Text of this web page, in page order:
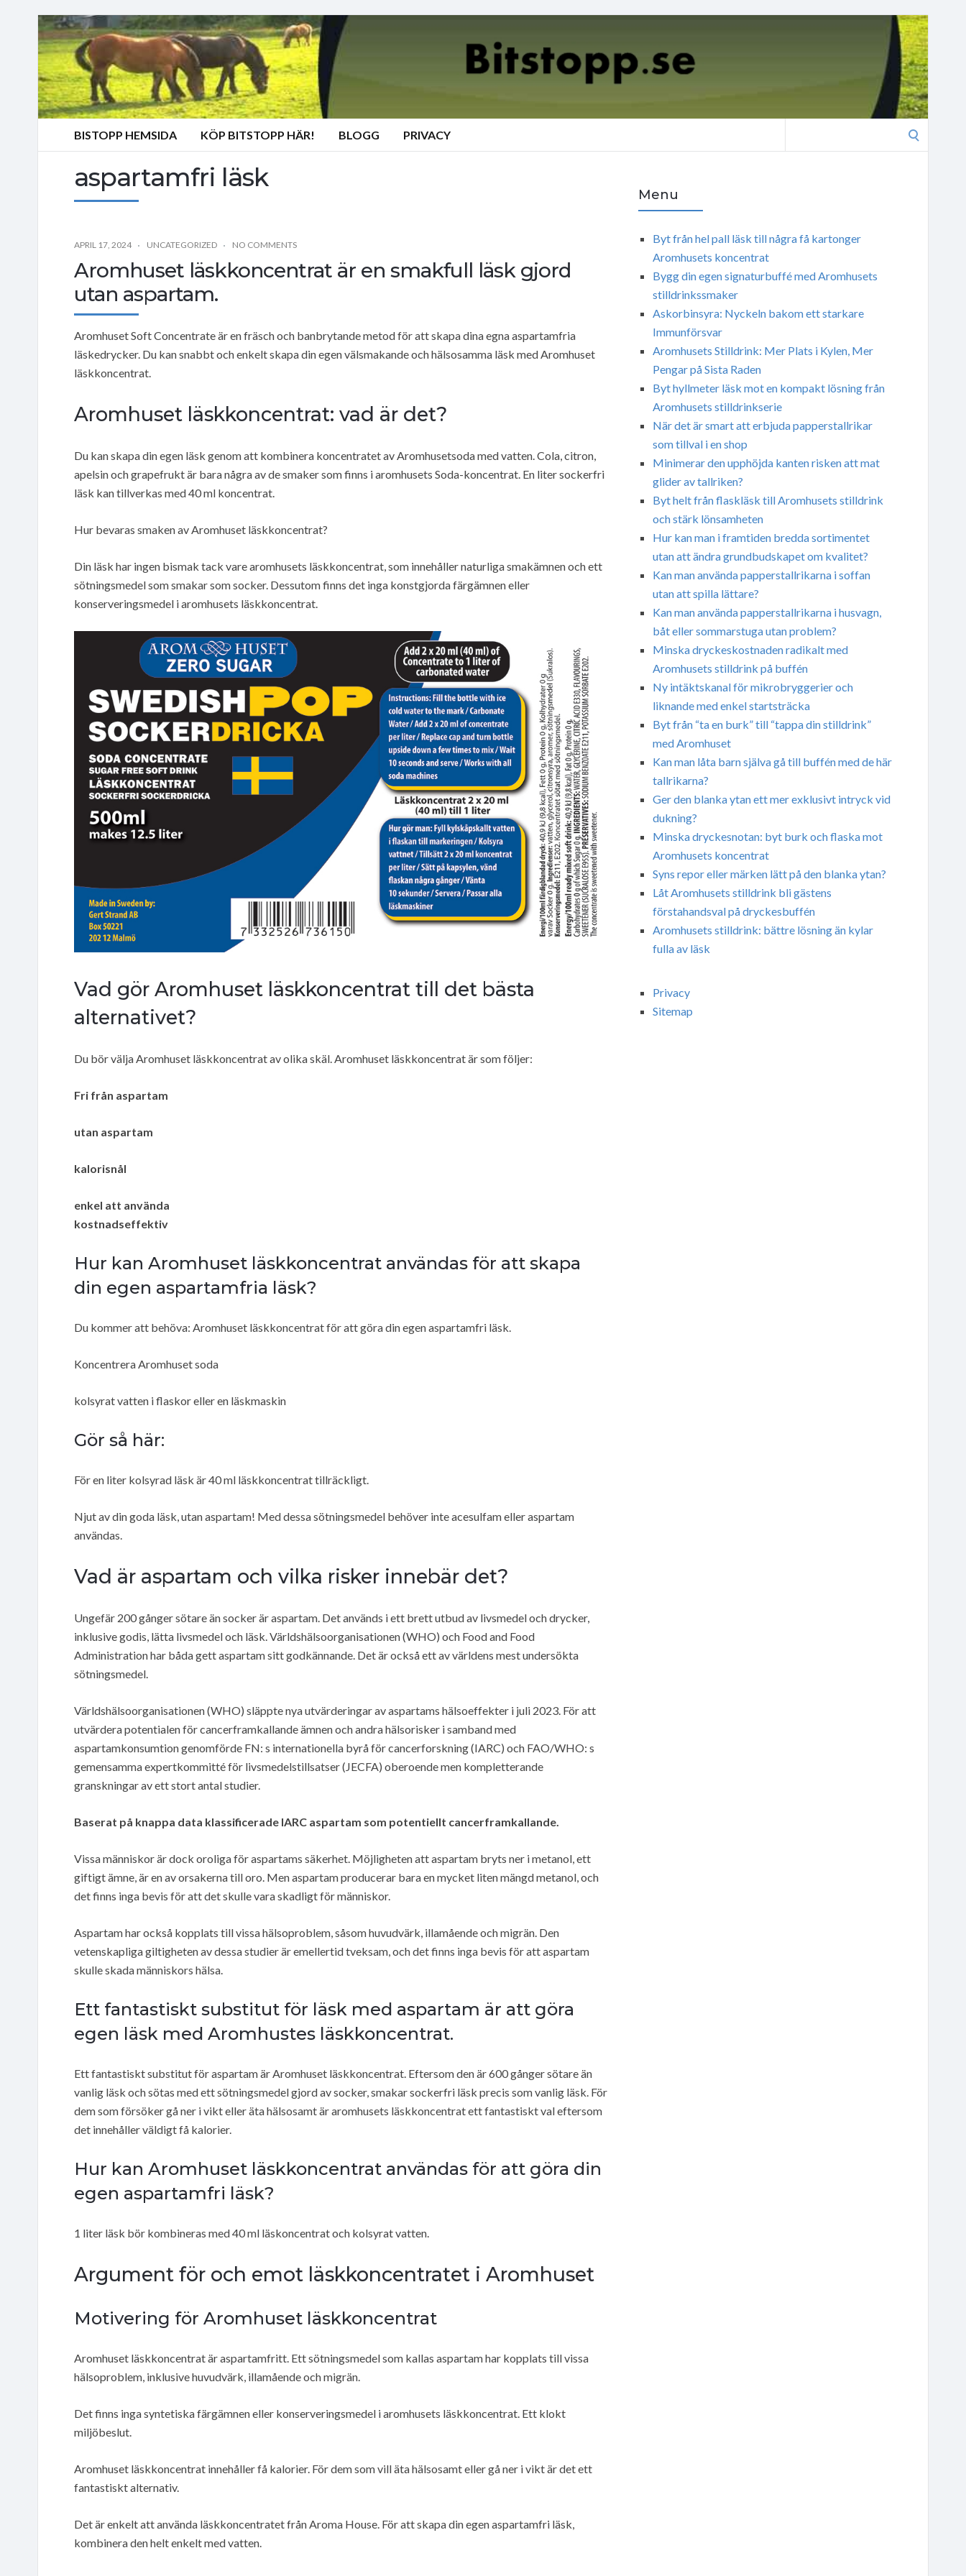
BISTOPP HEMSIDA KÖP BITSTOPP HÄR! BLOGG PRIVACY
aspartamfri läsk
APRIL 17, 2024 UNCATEGORIZED NO COMMENTS
Aromhuset läskkoncentrat är en smakfull läsk gjord
utan aspartam.
Aromhuset Soft Concentrate är en fräsch och banbrytande metod för att skapa dina egna aspartamfria
läskedrycker. Du kan snabbt och enkelt skapa din egen välsmakande och hälsosamma läsk med Aromhuset
läskkoncentrat.
Aromhuset läskkoncentrat: vad är det?
Du kan skapa din egen läsk genom att kombinera koncentratet av Aromhusetsoda med vatten. Cola, citron,
apelsin och grapefrukt är bara några av de smaker som finns i aromhusets Soda-koncentrat. En liter sockerfri
läsk kan tillverkas med 40 ml koncentrat.
Hur bevaras smaken av Aromhuset läskkoncentrat?
Din läsk har ingen bismak tack vare aromhusets läskkoncentrat, som innehåller naturliga smakämnen och ett
sötningsmedel som smakar som socker. Dessutom finns det inga konstgjorda färgämnen eller
konserveringsmedel i aromhusets läskkoncentrat.
Vad gör Aromhuset läskkoncentrat till det bästa
alternativet?
Du bör välja Aromhuset läskkoncentrat av olika skäl. Aromhuset läskkoncentrat är som följer:
Fri från aspartam
utan aspartam
kalorisnål
enkel att använda
kostnadseffektiv
Hur kan Aromhuset läskkoncentrat användas för att skapa
din egen aspartamfria läsk?
Du kommer att behöva: Aromhuset läskkoncentrat för att göra din egen aspartamfri läsk.
Koncentrera Aromhuset soda
kolsyrat vatten i flaskor eller en läskmaskin
Gör så här:
För en liter kolsyrad läsk är 40 ml läskkoncentrat tillräckligt.
Njut av din goda läsk, utan aspartam! Med dessa sötningsmedel behöver inte acesulfam eller aspartam
användas.
Vad är aspartam och vilka risker innebär det?
Ungefär 200 gånger sötare än socker är aspartam. Det används i ett brett utbud av livsmedel och drycker,
inklusive godis, lätta livsmedel och läsk. Världshälsoorganisationen (WHO) och Food and Food
Administration har båda gett aspartam sitt godkännande. Det är också ett av världens mest undersökta
sötningsmedel.
Världshälsoorganisationen (WHO) släppte nya utvärderingar av aspartams hälsoeffekter i juli 2023. För att
utvärdera potentialen för cancerframkallande ämnen och andra hälsorisker i samband med
aspartamkonsumtion genomförde FN: s internationella byrå för cancerforskning (IARC) och FAO/WHO: s
gemensamma expertkommitté för livsmedelstillsatser (JECFA) oberoende men kompletterande
granskningar av ett stort antal studier.
Baserat på knappa data klassificerade IARC aspartam som potentiellt cancerframkallande.
Vissa människor är dock oroliga för aspartams säkerhet. Möjligheten att aspartam bryts ner i metanol, ett
giftigt ämne, är en av orsakerna till oro. Men aspartam producerar bara en mycket liten mängd metanol, och
det finns inga bevis för att det skulle vara skadligt för människor.
Aspartam har också kopplats till vissa hälsoproblem, såsom huvudvärk, illamående och migrän. Den
vetenskapliga giltigheten av dessa studier är emellertid tveksam, och det finns inga bevis för att aspartam
skulle skada människors hälsa.
Ett fantastiskt substitut för läsk med aspartam är att göra
egen läsk med Aromhustes läskkoncentrat.
Ett fantastiskt substitut för aspartam är Aromhuset läskkoncentrat. Eftersom den är 600 gånger sötare än
vanlig läsk och sötas med ett sötningsmedel gjord av socker, smakar sockerfri läsk precis som vanlig läsk. För
dem som försöker gå ner i vikt eller äta hälsosamt är aromhusets läskkoncentrat ett fantastiskt val eftersom
det innehåller väldigt få kalorier.
Hur kan Aromhuset läskkoncentrat användas för att göra din
egen aspartamfri läsk?
1 liter läsk bör kombineras med 40 ml läskoncentrat och kolsyrat vatten.
Argument för och emot läskkoncentratet i Aromhuset
Motivering för Aromhuset läskkoncentrat
Aromhuset läskkoncentrat är aspartamfritt. Ett sötningsmedel som kallas aspartam har kopplats till vissa
hälsoproblem, inklusive huvudvärk, illamående och migrän.
Det finns inga syntetiska färgämnen eller konserveringsmedel i aromhusets läskkoncentrat. Ett klokt
miljöbeslut.
Aromhuset läskkoncentrat innehåller få kalorier. För dem som vill äta hälsosamt eller gå ner i vikt är det ett
fantastiskt alternativ.
Det är enkelt att använda läskkoncentratet från Aroma House. För att skapa din egen aspartamfri läsk,
kombinera den helt enkelt med vatten.
Menu
Byt från hel pall läsk till några få kartonger
Aromhusets koncentrat
Bygg din egen signaturbuffé med Aromhusets
stilldrinkssmaker
Askorbinsyra: Nyckeln bakom ett starkare
Immunförsvar
Aromhusets Stilldrink: Mer Plats i Kylen, Mer
Pengar på Sista Raden
Byt hyllmeter läsk mot en kompakt lösning från
Aromhusets stilldrinkserie
När det är smart att erbjuda papperstallrikar
som tillval i en shop
Minimerar den upphöjda kanten risken att mat
glider av tallriken?
Byt helt från flaskläsk till Aromhusets stilldrink
och stärk lönsamheten
Hur kan man i framtiden bredda sortimentet
utan att ändra grundbudskapet om kvalitet?
Kan man använda papperstallrikarna i soffan
utan att spilla lättare?
Kan man använda papperstallrikarna i husvagn,
båt eller sommarstuga utan problem?
Minska dryckeskostnaden radikalt med
Aromhusets stilldrink på buffén
Ny intäktskanal för mikrobryggerier och
liknande med enkel startsträcka
Byt från “ta en burk” till “tappa din stilldrink”
med Aromhuset
Kan man låta barn själva gå till buffén med de här
tallrikarna?
Ger den blanka ytan ett mer exklusivt intryck vid
dukning?
Minska dryckesnotan: byt burk och flaska mot
Aromhusets koncentrat
Syns repor eller märken lätt på den blanka ytan?
Låt Aromhusets stilldrink bli gästens
förstahandsval på dryckesbuffén
Aromhusets stilldrink: bättre lösning än kylar
fulla av läsk
Privacy
Sitemap